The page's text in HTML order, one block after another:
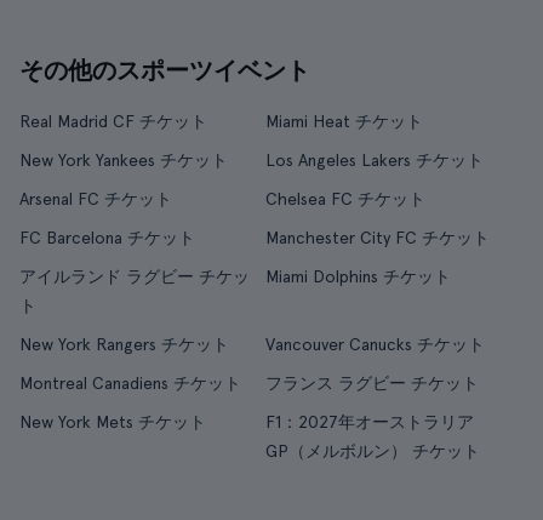
その他のスポーツイベント
Real Madrid CF チケット
Miami Heat チケット
New York Yankees チケット
Los Angeles Lakers チケット
Arsenal FC チケット
Chelsea FC チケット
FC Barcelona チケット
Manchester City FC チケット
アイルランド ラグビー チケッ
ト
Miami Dolphins チケット
New York Rangers チケット
Vancouver Canucks チケット
Montreal Canadiens チケット
フランス ラグビー チケット
New York Mets チケット
F1：2027年オーストラリア
GP（メルボルン） チケット